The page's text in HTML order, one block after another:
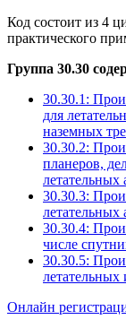
Код состоит из 4
практического
Группа 30.30
30.30.1:
для
наземных
30.30.2:
планеров,
летательных
30.30.3:
летательных
30.30.4:
числе
30.30.5:
летательных
Онлайн